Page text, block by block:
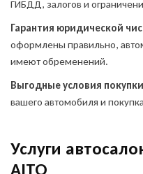
ГИБДД, залогов и
Гарантия юридической
оформлены правильно,
имеют обременений.
Выгодные условия
вашего автомобиля и
Услуги
AITO